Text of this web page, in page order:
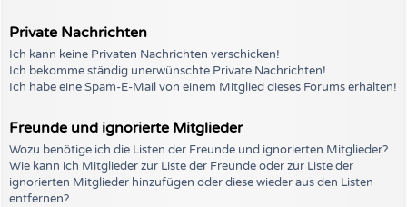
Private Nachrichten
Ich kann keine Privaten Nachrichten verschicken!
Ich bekomme ständig unerwünschte Private Nachrichten!
Ich habe eine Spam-E-Mail von einem Mitglied dieses Forums erhalten!
Freunde und ignorierte Mitglieder
Wozu benötige ich die Listen der Freunde und ignorierten Mitglieder?
Wie kann ich Mitglieder zur Liste der Freunde oder zur Liste der
ignorierten Mitglieder hinzufügen oder diese wieder aus den Listen
entfernen?